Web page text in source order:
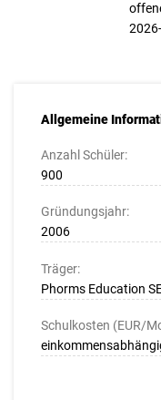
Allgemeine
Anzahl Schüler:
900
Gründungsjahr:
2006
Träger:
Phorms Education
Schulkosten (EUR/